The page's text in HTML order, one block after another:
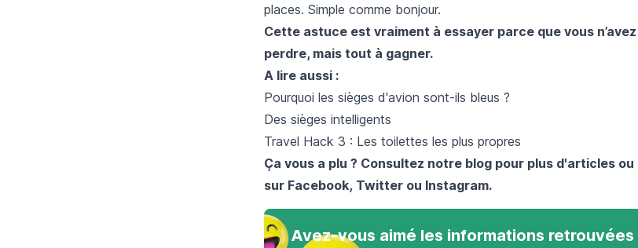
places. Simple comme bonjour.
Cette astuce est vraiment à essayer parce que vous
perdre, mais tout à gagner.
A lire aussi :
Pourquoi les sièges d'avion sont-ils bleus ?
Des sièges intelligents
Travel Hack 3 : Les toilettes les plus propres
Ça vous a plu ? Consultez notre blog pour plus d'articles ou
sur Facebook, Twitter ou Instagram.
Avez-vous aimé les informations